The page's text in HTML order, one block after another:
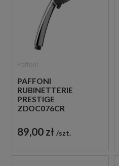
PAFFONI
RUBINETTERIE
PRESTIGE
ZDOC076CR
PRYSZNICOWA
CHROM
89,00 zł szt.